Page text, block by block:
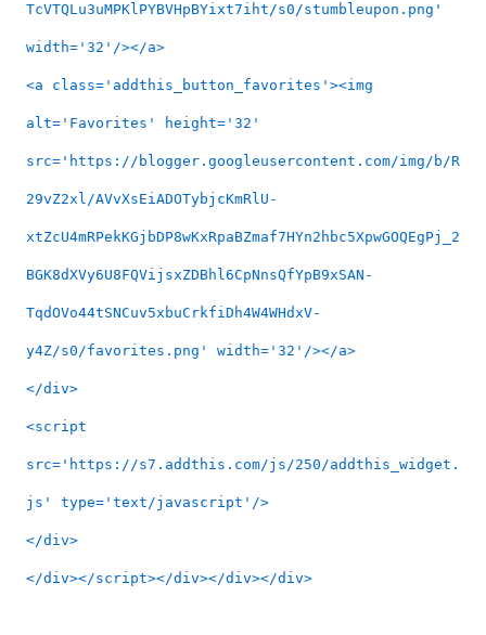
TcVTQLu3uMPKlPYBVHpBYixt7iht/s0/stumbleupon.png'
width='32'/></a>
<a class='addthis_button_favorites'><img
alt='Favorites' height='32'
src='https://blogger.googleusercontent.com/img/b/R
29vZ2xl/AVvXsEiADOTybjcKmRlU-
xtZcU4mRPekKGjbDP8wKxRpaBZmaf7HYn2hbc5XpwGOQEgPj_2
BGK8dXVy6U8FQVijsxZDBhl6CpNnsQfYpB9xSAN-
TqdOVo44tSNCuv5xbuCrkfiDh4W4WHdxV-
y4Z/s0/favorites.png' width='32'/></a>
</div>
<script
src='https://s7.addthis.com/js/250/addthis_widget.
js' type='text/javascript'/>
</div>
</div></script></div></div></div>